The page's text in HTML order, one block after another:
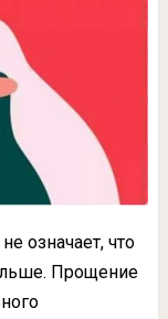
означает, что
Прощение